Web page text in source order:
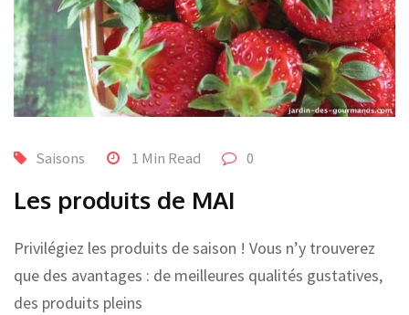
Saisons 1 Min Read 0
Les produits de MAI
Privilégiez les produits de saison ! Vous n’y trouverez
que des avantages : de meilleures qualités gustatives,
des produits pleins